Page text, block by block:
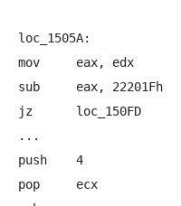
loc_1505A:
mov     eax, edx
sub     eax, 22201Fh
jz      loc_150FD
...
push    4
pop     ecx